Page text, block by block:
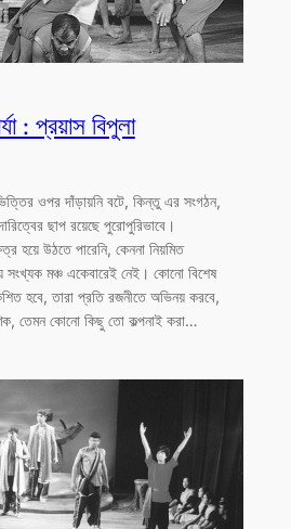
: প্রয়াস বিপুলা
ভিত্তির ওপর দাঁড়ায়নি বটে, কিন্তু এর সংগঠন,
ছাপ রয়েছে পুরোপুরিভাবে।
হয়ে উঠতে পারেনি, কেননা নিয়মিত
সংখ্যক মঞ্চ একেবারেই নেই। কোনো বিশেষ
হবে, তারা প্রতি রজনীতে অভিনয় করবে,
তেমন কোনো কিছু তো কল্পনাই করা…